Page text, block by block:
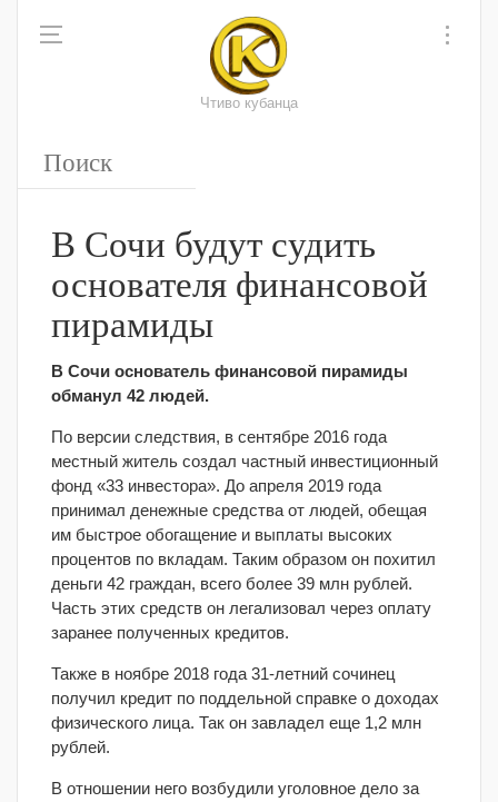
Чтиво кубанца
В Сочи будут судить
основателя финансовой
пирамиды
В Сочи основатель финансовой пирамиды
обманул 42 людей.
По версии следствия, в сентябре 2016 года
местный житель создал частный инвестиционный
фонд «33 инвестора». До апреля 2019 года
принимал денежные средства от людей, обещая
им быстрое обогащение и выплаты высоких
процентов по вкладам. Таким образом он похитил
деньги 42 граждан, всего более 39 млн рублей.
Часть этих средств он легализовал через оплату
заранее полученных кредитов.
Также в ноябре 2018 года 31-летний сочинец
получил кредит по поддельной справке о доходах
физического лица. Так он завладел еще 1,2 млн
рублей.
В отношении него возбудили уголовное дело за